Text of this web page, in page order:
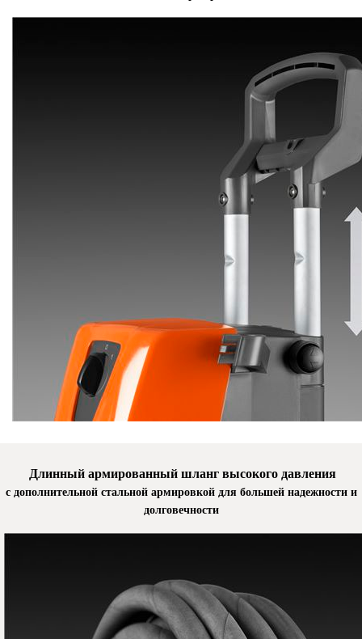
Длинный армированный шланг высокого давления
с дополнительной стальной армировкой для большей надежности и
долговечности